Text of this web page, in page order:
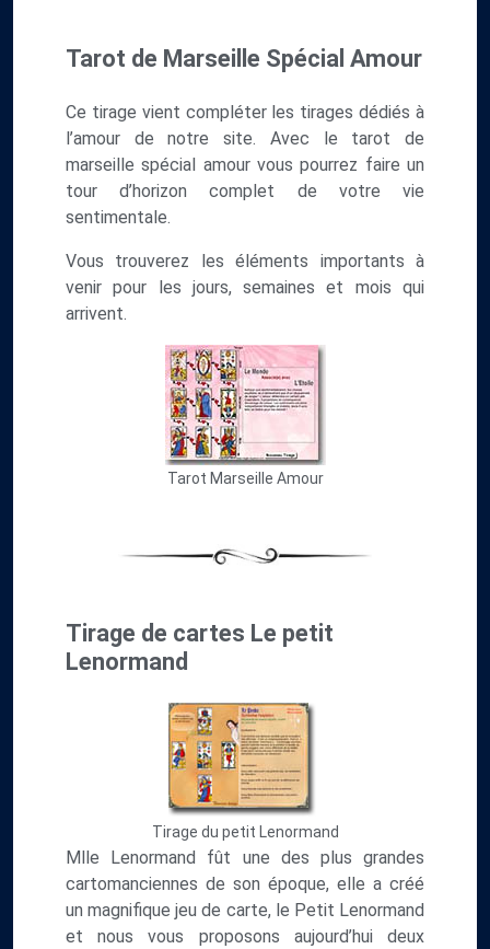
Tarot de Marseille Spécial Amour
Ce tirage vient compléter les tirages dédiés à
l’amour de notre site. Avec le tarot de
marseille spécial amour vous pourrez faire un
tour d’horizon complet de votre vie
sentimentale.
Vous trouverez les éléments importants à
venir pour les jours, semaines et mois qui
arrivent.
Tarot Marseille Amour
Tirage de cartes Le petit
Lenormand
Tirage du petit Lenormand
Mlle Lenormand fût une des plus grandes
cartomanciennes de son époque, elle a créé
un magnifique jeu de carte, le Petit Lenormand
et nous vous proposons aujourd’hui deux